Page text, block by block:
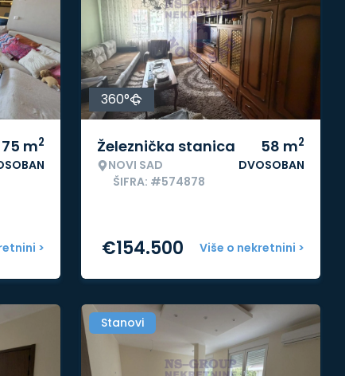
75 m2
>
360°
Železnička stanica
NOVI SAD
ŠIFRA: #574878
58 m2
DVOSOBAN
Više o nekretnini >
€154.500
Stanovi